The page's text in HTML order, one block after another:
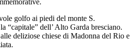
golfo ai piedi del monte S.
“capitale” dell’ Alto Garda bresciano.
deliziose chiese di Madonna del Rio e